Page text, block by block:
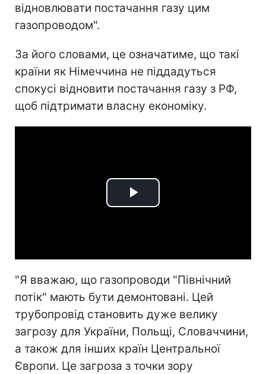
відновлювати постачання газу цим
газопроводом".
За його словами, це означатиме, що такі
країни як Німеччина не піддадуться
спокусі відновити постачання газу з РФ,
щоб підтримати власну економіку.
Play
"Я вважаю, що газопроводи "Північний
потік" мають бути демонтовані. Цей
трубопровід становить дуже велику
загрозу для України, Польщі, Словаччини,
а також для інших країн Центральної
Європи. Це загроза з точки зору